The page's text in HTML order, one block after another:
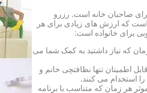
صاحبان خانه است. رزرو
که ارزش های زیادی برای هر
برای خانواده است:
که نیاز داشتید به کمک شما می
اطمینان تنها نظافتچی خانم و
استخدام می کنند.
هر زمان که متناسب با برنامه